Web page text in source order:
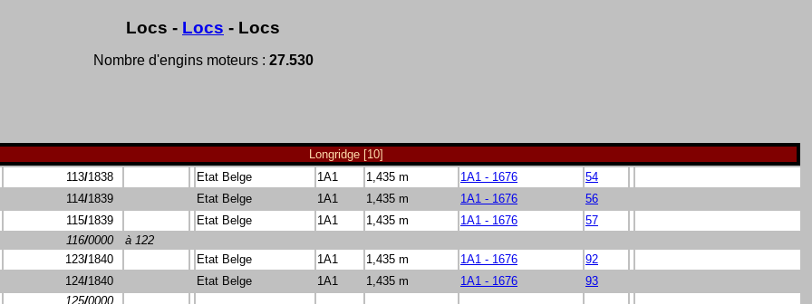
Locs - Locs - Locs
Nombre d'engins moteurs : 27.530
Longridge [10]
113/1838 Etat Belge 1A1 1,435 m 1A1 - 1676
54
114/1839 Etat Belge 1A1 1,435 m 1A1 - 1676
56
115/1839 Etat Belge 1A1 1,435 m 1A1 - 1676
57
116/0000
à 122
123/1840 Etat Belge 1A1 1,435 m 1A1 - 1676
92
124/1840 Etat Belge 1A1 1,435 m 1A1 - 1676
93
125/0000